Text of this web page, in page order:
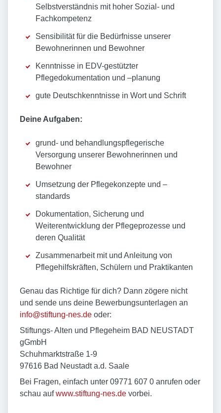
Selbstverständnis mit hoher Sozial- und
Fachkompetenz
Sensibilität für die Bedürfnisse unserer
Bewohnerinnen und Bewohner
Kenntnisse in EDV-gestützter
Pflegedokumentation und –planung
gute Deutschkenntnisse in Wort und Schrift
Deine Aufgaben:
grund- und behandlungspflegerische
Versorgung unserer Bewohnerinnen und
Bewohner
Umsetzung der Pflegekonzepte und –
standards
Dokumentation, Sicherung und
Weiterentwicklung der Pflegeprozesse und
deren Qualität
Zusammenarbeit mit und Anleitung von
Pflegehilfskräften, Schülern und Praktikanten
Genau das Richtige für dich? Dann zögere nicht
und sende uns deine Bewerbungsunterlagen an
info@stiftung-nes.de oder:
Stiftungs- Alten und Pflegeheim BAD NEUSTADT
gGmbH
Schuhmarktstraße 1-9
97616 Bad Neustadt a.d. Saale
Bei Fragen, einfach unter 09771 607 0 anrufen oder
schau aufwww.stiftung-nes.de vorbei.